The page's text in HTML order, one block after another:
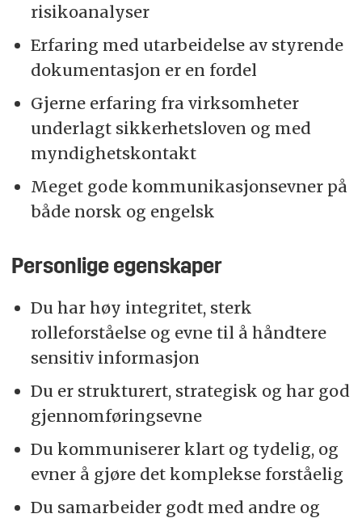
risikoanalyser
Erfaring med utarbeidelse av styrende
dokumentasjon er en fordel
Gjerne erfaring fra virksomheter
underlagt sikkerhetsloven og med
myndighetskontakt
Meget gode kommunikasjonsevner på
både norsk og engelsk
Personlige egenskaper
Du har høy integritet, sterk
rolleforståelse og evne til å håndtere
sensitiv informasjon
Du er strukturert, strategisk og har god
gjennomføringsevne
Du kommuniserer klart og tydelig, og
evner å gjøre det komplekse forståelig
Du samarbeider godt med andre og